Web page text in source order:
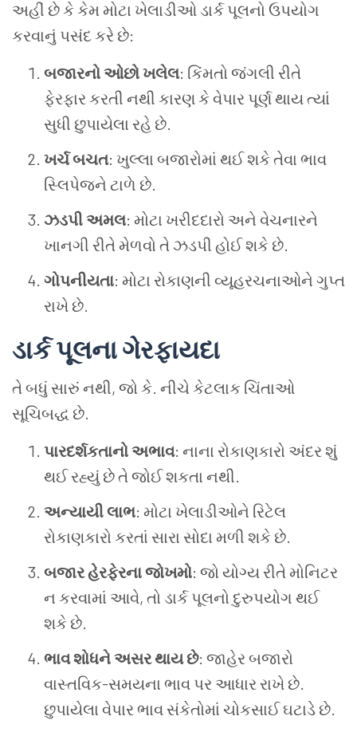
અહીં છે કે કેમ મોટા ખેલાડીઓ ડાર્ક પૂલનો ઉપયોગ
કરવાનું પસંદ કરે છે:
બજારનો ઓછો ખલેલ: કિંમતો જંગલી રીતે
ફેરફાર કરતી નથી કારણ કે વેપાર પૂર્ણ થાય ત્યાં
સુધી છુપાયેલા રહે છે.
ખર્ચ બચત: ખુલ્લા બજારોમાં થઈ શકે તેવા ભાવ
સ્લિપેજને ટાળે છે.
ઝડપી અમલ: મોટા ખરીદદારો અને વેચનારને
ખાનગી રીતે મેળવો તે ઝડપી હોઈ શકે છે.
ગોપનીયતા: મોટા રોકાણની વ્યૂહરચનાઓને ગુપ્ત
રાખે છે.
ડાર્ક પૂલના ગેરફાયદા
તે બધું સારું નથી, જો કે. નીચે કેટલાક ચિંતાઓ
સૂચિબદ્ધ છે.
પારદર્શકતાનો અભાવ: નાના રોકાણકારો અંદર શું
થઈ રહ્યું છે તે જોઈ શકતા નથી.
અન્યાયી લાભ: મોટા ખેલાડીઓને રિટેલ
રોકાણકારો કરતાં સારા સોદા મળી શકે છે.
બજાર હેરફેરના જોખમો: જો યોગ્ય રીતે મોનિટર
ન કરવામાં આવે, તો ડાર્ક પૂલનો દુરુપયોગ થઈ
શકે છે.
ભાવ શોધને અસર થાય છે: જાહેર બજારો
વાસ્તવિક-સમયના ભાવ પર આધાર રાખે છે.
છુપાયેલા વેપાર ભાવ સંકેતોમાં ચોકસાઈ ઘટાડે છે.